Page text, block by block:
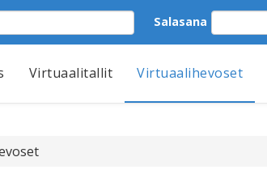
Salasana
Virtuaalitallit Virtuaalihevoset